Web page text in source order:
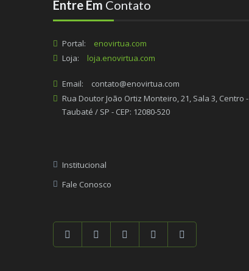
Entre Em Contato
Portal:
enovirtua.com
Loja:
loja.enovirtua.com
Email:
contato@enovirtua.com
Rua Doutor João Ortiz Monteiro, 21, Sala 3, Centro -
Taubaté / SP - CEP: 12080-520
Institucional
Fale Conosco